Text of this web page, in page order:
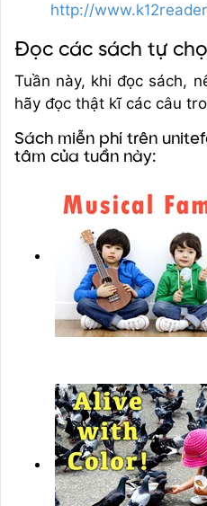
http://
Đọc các sách tự
Tuần này, khi đọc sách,
hãy đọc thật kĩ các câu
Sách miễn phí trên
tâm của tuần này: